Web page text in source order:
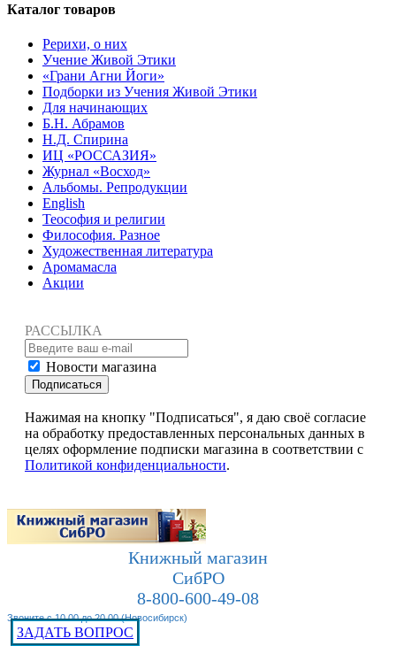
Каталог товаров
Рерихи, о них
Учение Живой Этики
«Грани Агни Йоги»
Подборки из Учения Живой Этики
Для начинающих
Б.Н. Абрамов
Н.Д. Спирина
ИЦ «РОССАЗИЯ»
Журнал «Восход»
Альбомы. Репродукции
English
Теософия и религии
Философия. Разное
Художественная литература
Аромамасла
Акции
РАССЫЛКА
Новости магазина
Подписаться
Нажимая на кнопку "Подписаться", я даю своё согласие
на обработку предоставленных персональных данных в
целях оформление подписки магазина в соответствии с
Политикой конфиденциальности.
Книжный магазин
СибРО
8-800-600-49-08
Звоните с 10.00 до 20.00 (Новосибирск)
ЗАДАТЬ ВОПРОС